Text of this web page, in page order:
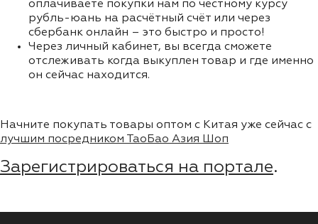
оплачиваете покупки нам по честному курсу
рубль-юань на расчётный счёт или через
сбербанк онлайн – это быстро и просто!
Через личный кабинет, вы всегда сможете
отслеживать когда выкуплен товар и где именно
он сейчас находится.
Начните покупать товары оптом с Китая уже сейчас с
лучшим посредником ТаоБао Азия Шоп
Зарегистрироваться на портале.